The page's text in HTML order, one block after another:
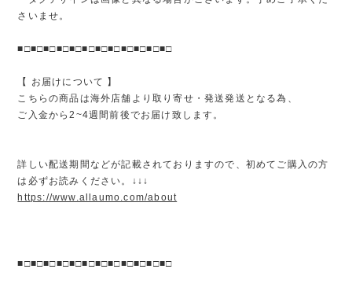
さいませ。
■□■□■□■□■□■□■□■□■□■□■□■□
【 お届けについて 】
こちらの商品は海外店舗より取り寄せ・発送発送となる為、
ご入金から2~4週間前後でお届け致します。
詳しい配送期間などが記載されておりますので、初めてご購入の方
は必ずお読みください。↓↓↓
https://www.allaumo.com/about
■□■□■□■□■□■□■□■□■□■□■□■□